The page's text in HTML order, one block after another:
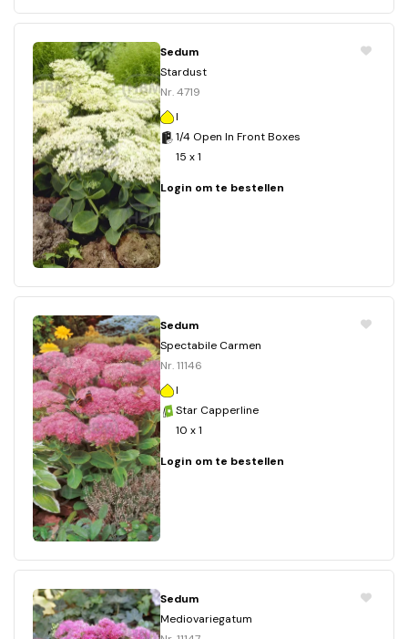
Sedum
Stardust
Nr. 4719
I
1/4 Open In Front Boxes
15 x 1
Login om te bestellen
Sedum
Spectabile Carmen
Nr. 11146
I
Star Capperline
10 x 1
Login om te bestellen
Sedum
Mediovariegatum